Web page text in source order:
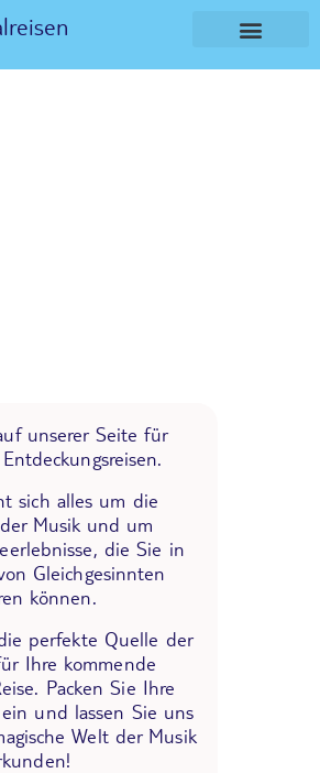
unserer Seite für
sich alles um die
Musik und um
die Sie in
Gleichgesinnten
können.
perfekte Quelle der
Ihre kommende
Packen Sie Ihre
und lassen Sie uns
Welt der Musik